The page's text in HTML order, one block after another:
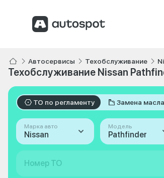
Автосервисы Техобслуживание
Техобслуживание Nissan
ТО по регламенту Замена масла
Марка авто
Nissan
Модель
Pathfinder
Номер ТО